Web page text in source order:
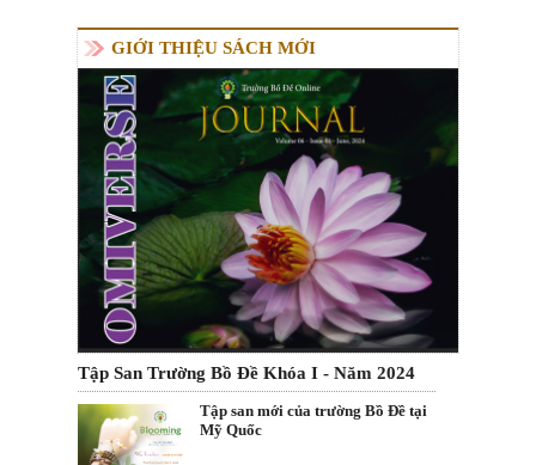
GIỚI THIỆU SÁCH MỚI
Tập San Trường Bồ Đề Khóa I - Năm 2024
Tập san mới của trường Bồ Đề tại
Mỹ Quốc